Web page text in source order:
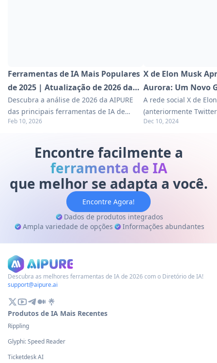
Ferramentas de IA Mais Populares
de 2025 | Atualização de 2026 da
AIPURE
Descubra a análise de 2026 da AIPURE
das principais ferramentas de IA de
2025, organizadas por categoria e com o
SimilarWeb. Veja quais ferramentas você
mais usa para entrar na lista!
Feb 10, 2026
X de Elon Musk
Aurora: Um Novo
Imagens com IA
A rede social X de
(anteriormente
gerador de imagens
de IA através do
ferramenta promete
os usuários criam e
conteúdo visual na
Dec 10, 2024
Encontre facilmente a
ferramenta de IA
que melhor se adapta a você.
Encontre Agora!
Dados de produtos integrados
Ampla variedade de opções
Informações abundantes
Descubra as melhores ferramentas de IA de 2026 com o Diretório de IA!
support@aipure.ai
Produtos de IA Mais Recentes
Rippling
Glyphi: Speed Reader
Ticketdesk AI